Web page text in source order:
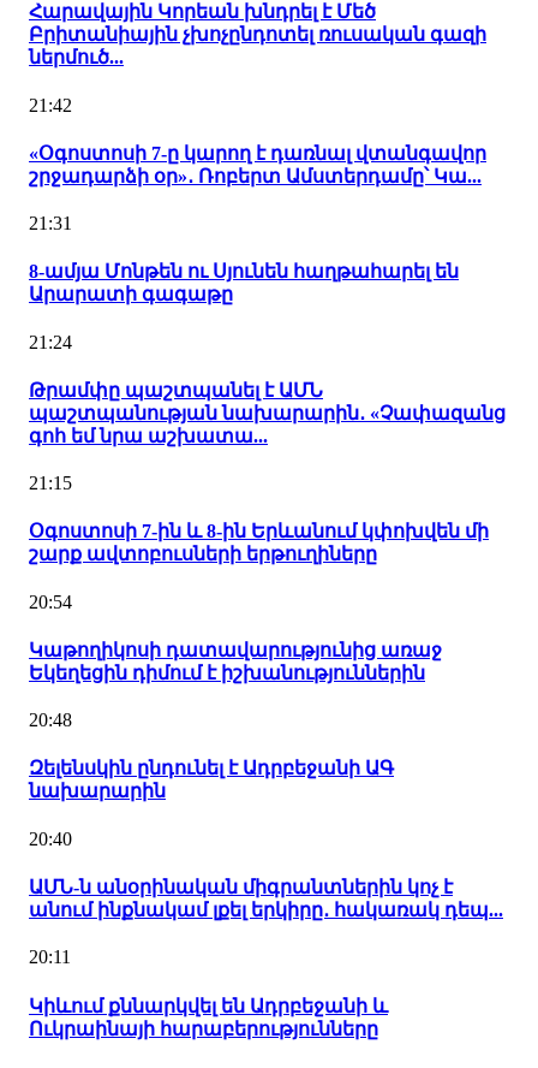
Հարավային Կորեան խնդրել է Մեծ
Բրիտանիային չխոչընդոտել ռուսական գազի
ներմուծ...
21:42
«Օգոստոսի 7-ը կարող է դառնալ վտանգավոր
շրջադարձի օր»․ Ռոբերտ Ամստերդամը՝ Կա...
21:31
8-ամյա Մոնթեն ու Սյունեն հաղթահարել են
Արարատի գագաթը
21:24
Թրամփը պաշտպանել է ԱՄՆ
պաշտպանության նախարարին․ «Չափազանց
գոհ եմ նրա աշխատա...
21:15
Օգոստոսի 7-ին և 8-ին Երևանում կփոխվեն մի
շարք ավտոբուսների երթուղիները
20:54
Կաթողիկոսի դատավարությունից առաջ
Եկեղեցին դիմում է իշխանություններին
20:48
Զելենսկին ընդունել է Ադրբեջանի ԱԳ
նախարարին
20:40
ԱՄՆ-ն անօրինական միգրանտներին կոչ է
անում ինքնակամ լքել երկիրը․ հակառակ դեպ...
20:11
Կիևում քննարկվել են Ադրբեջանի և
Ուկրաինայի հարաբերությունները